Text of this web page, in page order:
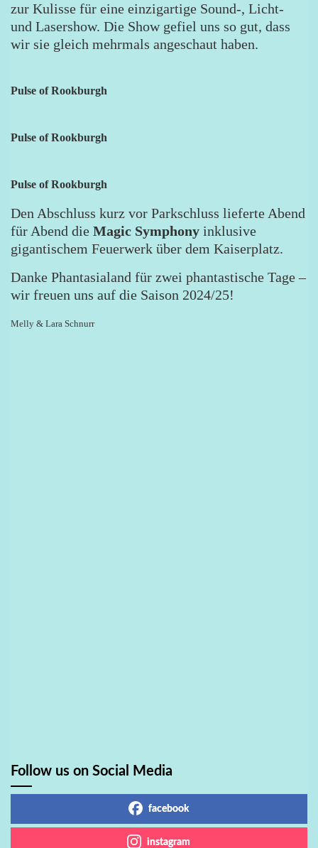
zur Kulisse für eine einzigartige Sound-, Licht-
und Lasershow. Die Show gefiel uns so gut, dass
wir sie gleich mehrmals angeschaut haben.
Pulse of Rookburgh
Pulse of Rookburgh
Pulse of Rookburgh
Den Abschluss kurz vor Parkschluss lieferte Abend
für Abend die Magic Symphony inklusive
gigantischem Feuerwerk über dem Kaiserplatz.
Danke Phantasialand für zwei phantastische Tage –
wir freuen uns auf die Saison 2024/25!
Melly & Lara Schnurr
Follow us on Social Media
facebook
instagram